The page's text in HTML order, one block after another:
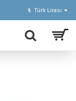
₺ Türk Lirası